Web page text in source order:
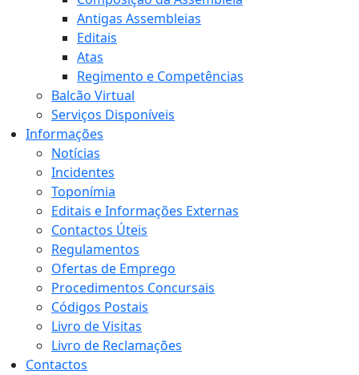
Antigas Assembleias
Editais
Atas
Regimento e Competências
Balcão Virtual
Serviços Disponíveis
Informações
Notícias
Incidentes
Toponímia
Editais e Informações Externas
Contactos Úteis
Regulamentos
Ofertas de Emprego
Procedimentos Concursais
Códigos Postais
Livro de Visitas
Livro de Reclamações
Contactos